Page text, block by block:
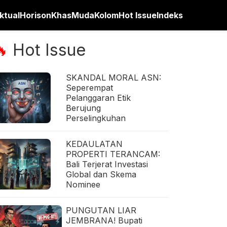
HorisonKhasMudaKolomHot IssueIndeks
Hot Issue
SKANDAL MORAL ASN:
Seperempat
Pelanggaran Etik
Berujung
Perselingkuhan
KEDAULATAN
PROPERTI TERANCAM:
Bali Terjerat Investasi
Global dan Skema
Nominee
PUNGUTAN LIAR
JEMBRANA! Bupati